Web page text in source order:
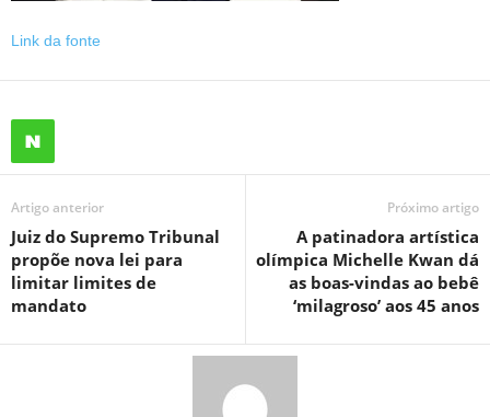
Link da fonte
Artigo anterior
Juiz do Supremo Tribunal
propõe nova lei para
limitar limites de
mandato
Próximo artigo
A patinadora artística
olímpica Michelle Kwan dá
as boas-vindas ao bebê
‘milagroso’ aos 45 anos